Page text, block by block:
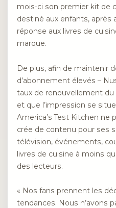
mois-ci son premier kit de
destiné aux enfants, après
réponse aux livres de
marque.
De plus, afin de maintenir
d’abonnement élevés –
taux de renouvellement du
et que l’impression se
America’s Test Kitchen ne
crée de contenu pour ses
télévision, événements,
livres de cuisine à moins
des lecteurs.
« Nos fans prennent les
tendances. Nous n’avons